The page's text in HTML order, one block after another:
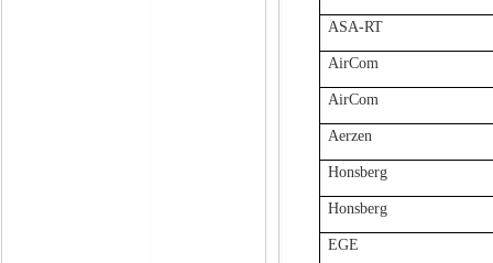
ASA-RT
AirCom
AirCom
Aerzen
Honsberg
Honsberg
EGE